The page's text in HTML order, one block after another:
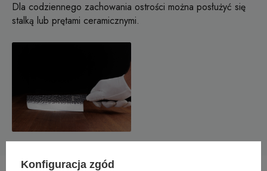
Dla codziennego zachowania ostrości można posłużyć się
stalką lub prętami ceramicznymi.
Konfiguracja zgód